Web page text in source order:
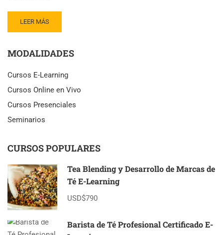
READ
MORE
SESIÓN
INTRODUCCIÓN
A
DEL
LEER MÁS
MODALIDADES
Cursos E-Learning
Cursos Online en Vivo
Cursos Presenciales
Seminarios
CURSOS POPULARES
Tea Blending y Desarrollo de Marcas de
Té E-Learning
USD$790
Barista de Té Profesional Certificado E-